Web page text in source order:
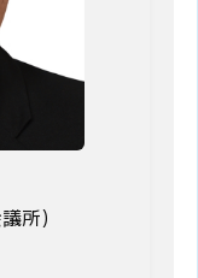
所)